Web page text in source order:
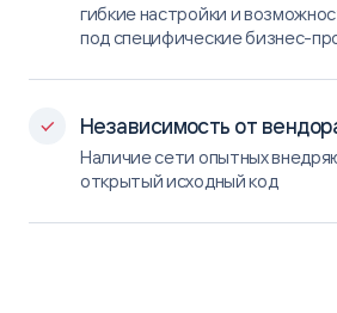
гибкие настройки и
под специфические бизнес-
Независимость от
Наличие сети опытных
открытый исходный код